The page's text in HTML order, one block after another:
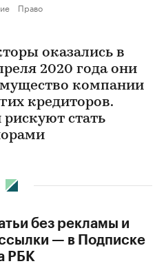
Право
оказались в
2020 года они
компании
кредиторов.
стать
без рекламы и
— в Подписке
РБК